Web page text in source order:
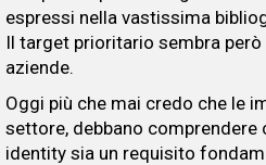
espressi nella vastissima
Il target prioritario sembra
aziende.
Oggi più che mai credo che le
settore, debbano comprendere
identity sia un requisito